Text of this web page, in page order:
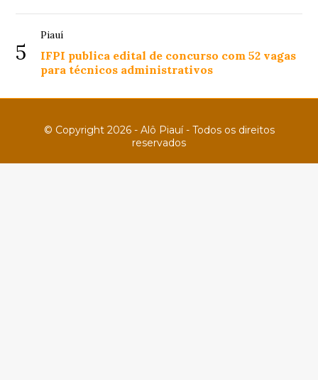
5
Piauí
IFPI publica edital de concurso com 52 vagas
para técnicos administrativos
© Copyright 2026 - Alô Piauí - Todos os direitos
reservados